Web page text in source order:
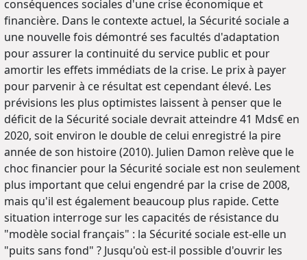
conséquences sociales d'une crise économique et
financière. Dans le contexte actuel, la Sécurité sociale a
une nouvelle fois démontré ses facultés d'adaptation
pour assurer la continuité du service public et pour
amortir les effets immédiats de la crise. Le prix à payer
pour parvenir à ce résultat est cependant élevé. Les
prévisions les plus optimistes laissent à penser que le
déficit de la Sécurité sociale devrait atteindre 41 Mds€ en
2020, soit environ le double de celui enregistré la pire
année de son histoire (2010). Julien Damon relève que le
choc financier pour la Sécurité sociale est non seulement
plus important que celui engendré par la crise de 2008,
mais qu'il est également beaucoup plus rapide. Cette
situation interroge sur les capacités de résistance du
"modèle social français" : la Sécurité sociale est-elle un
"puits sans fond" ? Jusqu'où est-il possible d'ouvrir les